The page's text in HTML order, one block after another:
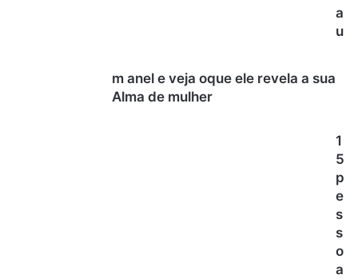
a
u
m anel e veja oque ele revela a sua
Alma de mulher
1
5
p
e
s
s
o
a